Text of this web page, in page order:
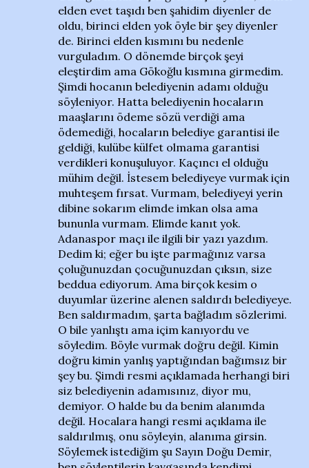
elden evet taşıdı ben şahidim diyenler de
oldu, birinci elden yok öyle bir şey diyenler
de. Birinci elden kısmını bu nedenle
vurguladım. O dönemde birçok şeyi
eleştirdim ama Gökoğlu kısmına girmedim.
Şimdi hocanın belediyenin adamı olduğu
söyleniyor. Hatta belediyenin hocaların
maaşlarını ödeme sözü verdiği ama
ödemediği, hocaların belediye garantisi ile
geldiği, kulübe külfet olmama garantisi
verdikleri konuşuluyor. Kaçıncı el olduğu
mühim değil. İstesem belediyeye vurmak için
muhteşem fırsat. Vurmam, belediyeyi yerin
dibine sokarım elimde imkan olsa ama
bununla vurmam. Elimde kanıt yok.
Adanaspor maçı ile ilgili bir yazı yazdım.
Dedim ki; eğer bu işte parmağınız varsa
çoluğunuzdan çocuğunuzdan çıksın, size
beddua ediyorum. Ama birçok kesim o
duyumlar üzerine alenen saldırdı belediyeye.
Ben saldırmadım, şarta bağladım sözlerimi.
O bile yanlıştı ama içim kanıyordu ve
söyledim. Böyle vurmak doğru değil. Kimin
doğru kimin yanlış yaptığından bağımsız bir
şey bu. Şimdi resmi açıklamada herhangi biri
siz belediyenin adamısınız, diyor mu,
demiyor. O halde bu da benim alanımda
değil. Hocalara hangi resmi açıklama ile
saldırılmış, onu söyleyin, alanıma girsin.
Söylemek istediğim şu Sayın Doğu Demir,